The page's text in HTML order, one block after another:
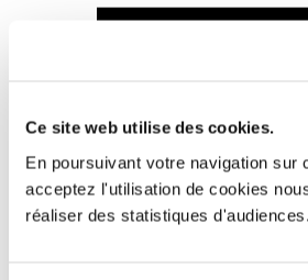
Ce site web utilise des cookies.
En poursuivant votre navigation sur
acceptez l'utilisation de cookies
réaliser des statistiques d'audiences.
Viande et climat
Valorisation de l’herbe
Autonomie des
Qualité air, eau, sols
Economie de ressources